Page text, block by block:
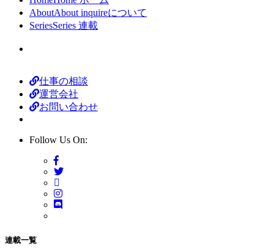
AboutAbout inquireについて
SeriesSeries 連載
仕事の相談
運営会社
お問い合わせ
Follow Us On:
連載一覧